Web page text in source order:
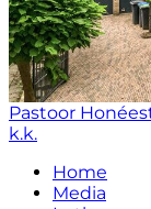
Pastoor
k.k.
Home
Media